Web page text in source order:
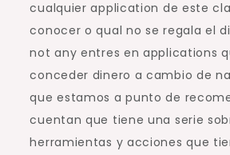
cualquier application de este
conocer o qual no se regala el
not any entres en applications
conceder dinero a cambio de
que estamos a punto de
cuentan que tiene una serie
herramientas y acciones que